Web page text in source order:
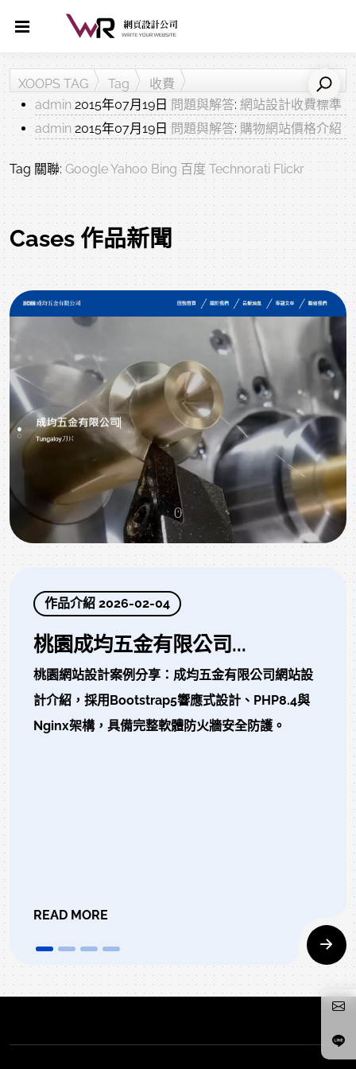
XOOPS TAG Tag
收費
admin 2015年07月19日問題與解答: 網站設計收費標準
admin 2015年07月19日問題與解答: 購物網站價格介紹
Tag 關聯: GoogleYahoo Bing 百度 Technorati Flickr
Cases 作品新聞
作品介紹 2026-02-04
桃園成均五金有限公司...
桃園網站設計案例分享：成均五金有限公司網站設
計介紹，採用Bootstrap5響應式設計、PHP8.4與
Nginx架構，具備完整軟體防火牆安全防護。
READ MORE